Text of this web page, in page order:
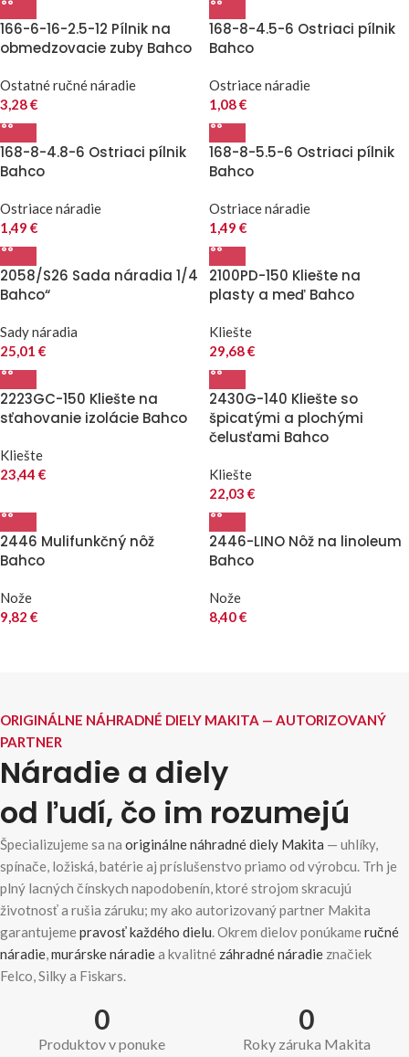
166-6-16-2.5-12 Pílnik na
obmedzovacie zuby Bahco
Ostatné ručné náradie
3,28€
168-8-4.5-6 Ostriaci pílnik
Bahco
Ostriace náradie
1,08€
168-8-4.8-6 Ostriaci pílnik
Bahco
Ostriace náradie
1,49 €
168-8-5.5-6 Ostriaci pílnik
Bahco
Ostriace náradie
1,49 €
2058/S26 Sada náradia 1/4
Bahco“
Sady náradia
25,01 €
2100PD-150 Kliešte na
plasty a meď Bahco
Kliešte
29,68€
2223GC-150 Kliešte na
sťahovanie izolácie Bahco
Kliešte
23,44 €
2430G-140 Kliešte so
špicatými a plochými
čelusťami Bahco
Kliešte
22,03 €
2446 Mulifunkčný nôž
Bahco
Nože
9,82 €
2446-LINO Nôž na linoleum
Bahco
Nože
8,40€
ORIGINÁLNE NÁHRADNÉ DIELY MAKITA — AUTORIZOVANÝ
PARTNER
Náradie a diely
od ľudí, čo im rozumejú
Špecializujeme sa na originálne náhradné diely Makita — uhlíky,
spínače, ložiská, batérie aj príslušenstvo priamo od výrobcu. Trh je
plný lacných čínskych napodobenín, ktoré strojom skracujú
životnosť a rušia záruku; my ako autorizovaný partner Makita
garantujemepravosť každého dielu. Okrem dielov ponúkameručné
náradie,murárske náradiea kvalitné záhradné náradie značiek
Felco, Silky a Fiskars.
0
Produktov v ponuke
0
Roky záruka Makita